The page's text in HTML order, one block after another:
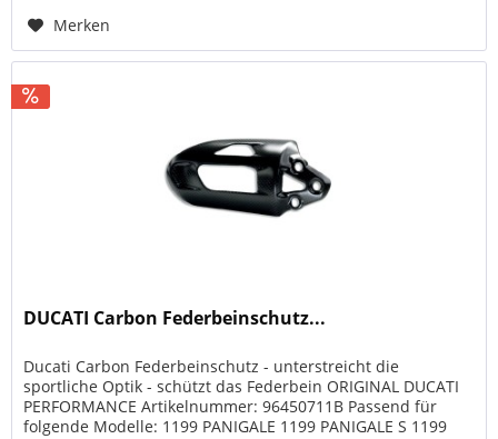
Merken
DUCATI Carbon Federbeinschutz...
Ducati Carbon Federbeinschutz - unterstreicht die
sportliche Optik - schützt das Federbein ORIGINAL DUCATI
PERFORMANCE Artikelnummer: 96450711B Passend für
folgende Modelle: 1199 PANIGALE 1199 PANIGALE S 1199